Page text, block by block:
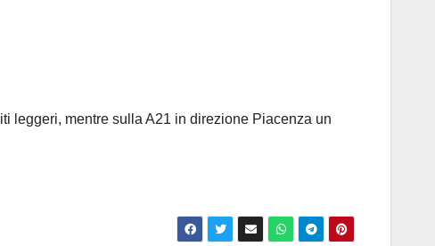
leggeri, mentre sulla A21 in direzione Piacenza un